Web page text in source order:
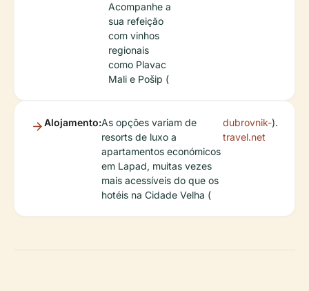
Acompanhe a
sua refeição
com vinhos
regionais
como Plavac
Mali e Pošip (
Alojamento:As opções variam de
resorts de luxo a
apartamentos económicos
em Lapad, muitas vezes
mais acessíveis do que os
hotéis na Cidade Velha (
dubrovnik-
travel.net
).